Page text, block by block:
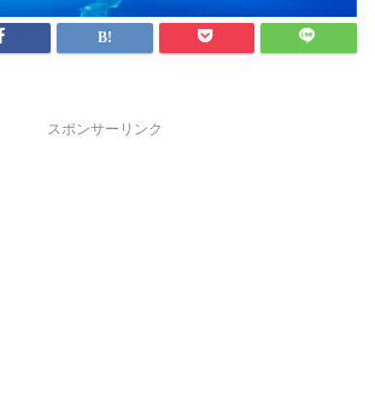
スポンサーリンク